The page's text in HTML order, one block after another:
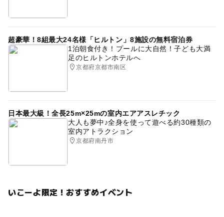
超豪華！8組最大24名様「ヒルトン」8施設の無料宿泊券
1泊朝食付き！プールに大自然！子ども大満
足のヒルトンホテルへ
京都府京都市南区
日本最大級！全長25m×25mの室内エアアスレチック
大人も夢中♪全身を使って遊べる約30種類の
室内アトラクション
京都府南丹市
いこーよ限定！おすすめイベント